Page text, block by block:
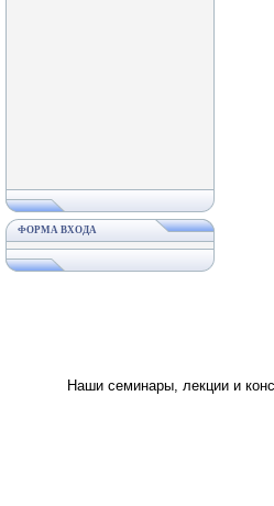
ФОРМА ВХОДА
Наши семинары, лекции и